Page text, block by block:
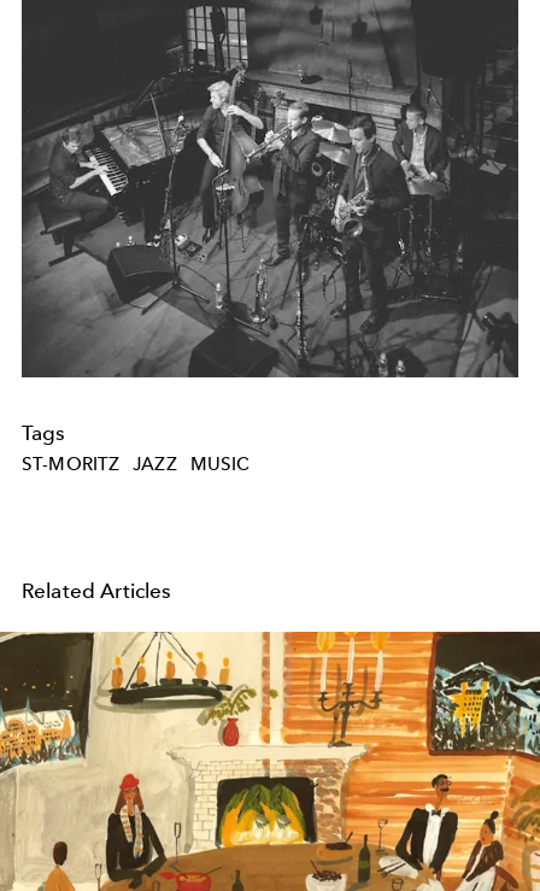
Tags
ST-MORITZ JAZZ MUSIC
Related Articles